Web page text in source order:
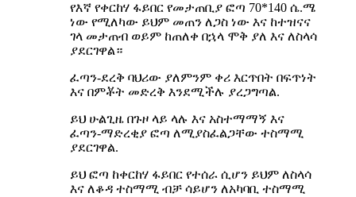
የእኛ የቀርከሃ ፋይበር የመታጠቢያ ፎጣ 70*140 ሴ.ሜ
ነው የሚለካው ይህም መጠን ለጋስ ነው እና ከተዝናና
ገላ መታጠብ ወይም ከጠለቀ በኋላ ሞቅ ያለ እና ለስላሳ
ያደርገዋል።
ፈጣን-ደረቅ ባህሪው ያለምንም ቀሪ እርጥበት በፍጥነት
እና በምቾት መድረቅ እንደሚችሉ ያረጋግጣል.
ይህ ሁልጊዜ በጉዞ ላይ ላሉ እና አስተማማኝ እና
ፈጣን-ማድረቂያ ፎጣ ለሚያስፈልጋቸው ተስማሚ
ያደርገዋል.
ይህ ፎጣ ከቀርከሃ ፋይበር የተሰራ ሲሆን ይህም ለስላሳ
እና ለቆዳ ተስማሚ ብቻ ሳይሆን ለአካባቢ ተስማሚ